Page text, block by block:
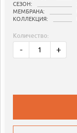
СЕЗОН:
МЕМБРАНА:
КОЛЛЕКЦИЯ:
Количество:
- +